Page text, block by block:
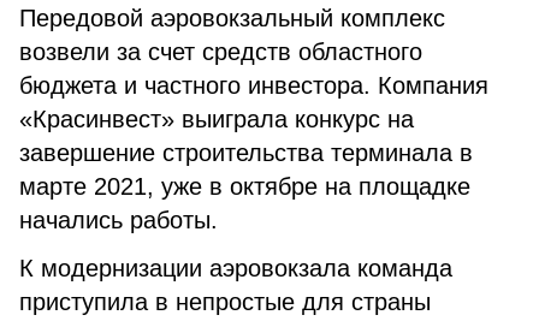
Передовой аэровокзальный комплекс
возвели за счет средств областного
бюджета и частного инвестора. Компания
«Красинвест» выиграла конкурс на
завершение строительства терминала в
марте 2021, уже в октябре на площадке
начались работы.
К модернизации аэровокзала команда
приступила в непростые для страны